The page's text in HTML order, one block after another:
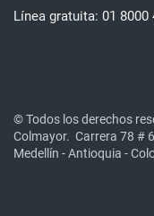
Línea gratuita: 01 8000
© Todos los derechos
Colmayor. Carrera 78 #
Medellín - Antioquia -